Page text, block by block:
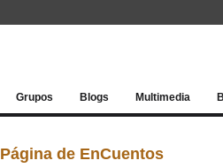
Grupos Blogs Multimedia
Página de EnCuentos